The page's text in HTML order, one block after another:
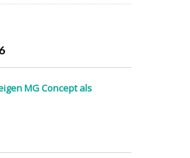
MG Concept als